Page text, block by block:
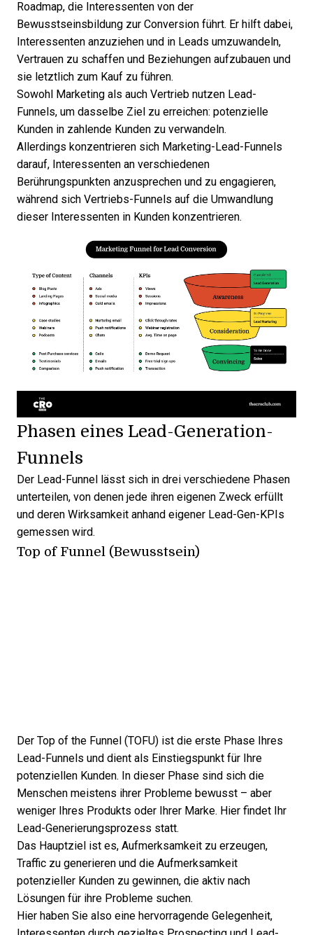
Roadmap, die Interessenten von der
Bewusstseinsbildung zur Conversion führt. Er hilft dabei,
Interessenten anzuziehen und in Leads umzuwandeln,
Vertrauen zu schaffen und Beziehungen aufzubauen und
sie letztlich zum Kauf zu führen.
Sowohl Marketing als auch Vertrieb nutzen Lead-
Funnels, um dasselbe Ziel zu erreichen: potenzielle
Kunden in zahlende Kunden zu verwandeln.
Allerdings konzentrieren sich Marketing-Lead-Funnels
darauf, Interessenten an verschiedenen
Berührungspunkten anzusprechen und zu engagieren,
während sich Vertriebs-Funnels auf die Umwandlung
dieser Interessenten in Kunden konzentrieren.
Phasen eines Lead-Generation-
Funnels
Der Lead-Funnel lässt sich in drei verschiedene Phasen
unterteilen, von denen jede ihren eigenen Zweck erfüllt
und deren Wirksamkeit anhand eigener Lead-Gen-KPIs
gemessen wird.
Top of Funnel (Bewusstsein)
Der Top of the Funnel (TOFU) ist die erste Phase Ihres
Lead-Funnels und dient als Einstiegspunkt für Ihre
potenziellen Kunden. In dieser Phase sind sich die
Menschen meistens ihrer Probleme bewusst – aber
weniger Ihres Produkts oder Ihrer Marke. Hier findet Ihr
Lead-Generierungsprozess statt.
Das Hauptziel ist es, Aufmerksamkeit zu erzeugen,
Traffic zu generieren und die Aufmerksamkeit
potenzieller Kunden zu gewinnen, die aktiv nach
Lösungen für ihre Probleme suchen.
Hier haben Sie also eine hervorragende Gelegenheit,